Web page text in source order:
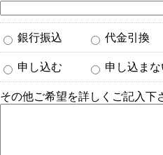
銀行振込 代金引
申し込む 申し込まな
その他ご希望を詳しくご記入下